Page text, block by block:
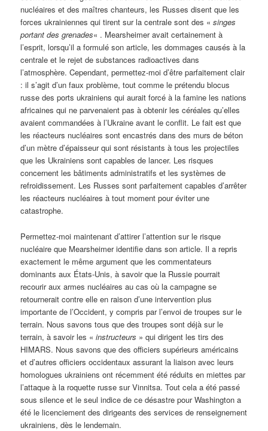
nucléaires et des maîtres chanteurs, les Russes disent que les
forces ukrainiennes qui tirent sur la centrale sont des «singes
portant des grenades« . Mearsheimer avait certainement à
l’esprit, lorsqu’il a formulé son article, les dommages causés à la
centrale et le rejet de substances radioactives dans
l’atmosphère. Cependant, permettez-moi d’être parfaitement clair
: il s’agit d’un faux problème, tout comme le prétendu blocus
russe des ports ukrainiens qui aurait forcé à la famine les nations
africaines qui ne parvenaient pas à obtenir les céréales qu’elles
avaient commandées à l’Ukraine avant le conflit. Le fait est que
les réacteurs nucléaires sont encastrés dans des murs de béton
d’un mètre d’épaisseur qui sont résistants à tous les projectiles
que les Ukrainiens sont capables de lancer. Les risques
concernent les bâtiments administratifs et les systèmes de
refroidissement. Les Russes sont parfaitement capables d’arrêter
les réacteurs nucléaires à tout moment pour éviter une
catastrophe.
Permettez-moi maintenant d’attirer l’attention sur le risque
nucléaire que Mearsheimer identifie dans son article. Il a repris
exactement le même argument que les commentateurs
dominants aux États-Unis, à savoir que la Russie pourrait
recourir aux armes nucléaires au cas où la campagne se
retournerait contre elle en raison d’une intervention plus
importante de l’Occident, y compris par l’envoi de troupes sur le
terrain. Nous savons tous que des troupes sont déjà sur le
terrain, à savoir les «instructeurs » qui dirigent les tirs des
HIMARS. Nous savons que des officiers supérieurs américains
et d’autres officiers occidentaux assurant la liaison avec leurs
homologues ukrainiens ont récemment été réduits en miettes par
l’attaque à la roquette russe sur Vinnitsa. Tout cela a été passé
sous silence et le seul indice de ce désastre pour Washington a
été le licenciement des dirigeants des services de renseignement
ukrainiens, dès le lendemain.